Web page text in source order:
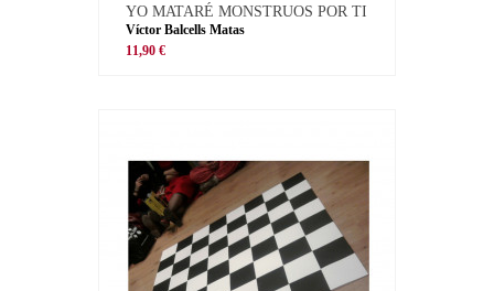
YO MATARÉ MONSTRUOS POR TI
Víctor Balcells Matas
11,90 €